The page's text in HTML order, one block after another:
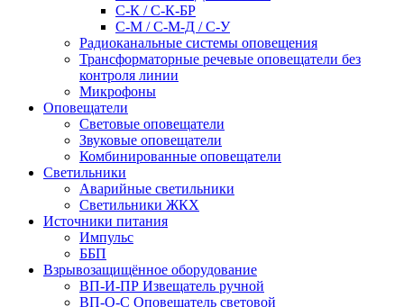
С-К / С-К-БР
С-М / С-М-Д / С-У
Радиоканальные системы оповещения
Трансформаторные речевые оповещатели без
контроля линии
Микрофоны
Оповещатели
Световые оповещатели
Звуковые оповещатели
Комбинированные оповещатели
Светильники
Аварийные светильники
Светильники ЖКХ
Источники питания
Импульс
ББП
Взрывозащищённое оборудование
ВП-И-ПР Извещатель ручной
ВП-О-С Оповещатель световой